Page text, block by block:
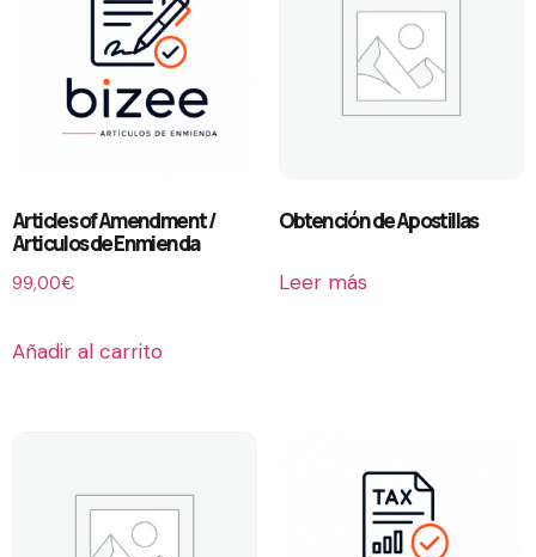
Articles of Amendment /
Articulos de Enmienda
99,00€
Añadir al carrito
Obtención de Apostillas
Leer más